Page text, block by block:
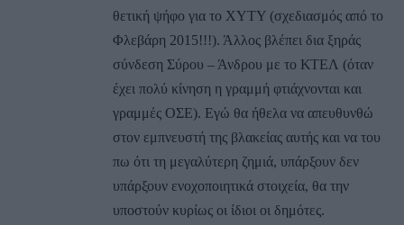
θετική ψήφο για το ΧΥΤΥ (σχεδιασμός από το
Φλεβάρη 2015!!!). Άλλος βλέπει δια ξηράς
σύνδεση Σύρου – Άνδρου με το ΚΤΕΛ (όταν
έχει πολύ κίνηση η γραμμή φτιάχνονται και
γραμμές ΟΣΕ). Εγώ θα ήθελα να απευθυνθώ
στον εμπνευστή της βλακείας αυτής και να του
πω ότι τη μεγαλύτερη ζημιά, υπάρξουν δεν
υπάρξουν ενοχοποιητικά στοιχεία, θα την
υποστούν κυρίως οι ίδιοι οι δημότες.